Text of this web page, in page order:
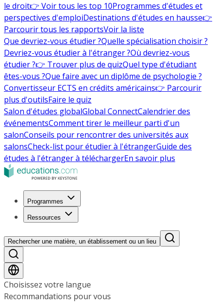
le droit👉 Voir tous les top 10Programmes d'études et
perspectives d'emploiDestinations d'études en hausse👉
Parcourir tous les rapportsVoir la liste
Que devriez-vous étudier ?Quelle spécialisation choisir ?
Devriez-vous étudier à l'étranger ?Où devriez-vous
étudier ?👉 Trouver plus de quizQuel type d'étudiant
êtes-vous ?Que faire avec un diplôme de psychologie ?
Convertisseur ECTS en crédits américains👉 Parcourir
plus d'outilsFaire le quiz
Salon d'études globalGlobal ConnectCalendrier des
événementsComment tirer le meilleur parti d'un
salonConseils pour rencontrer des universités aux
salonsCheck-list pour étudier à l'étrangerGuide des
études à l'étranger à téléchargerEn savoir plus
Programmes
Ressources
Rechercher une matière, un établissement ou un lieu
Choisissez votre langue
Recommandations pour vous